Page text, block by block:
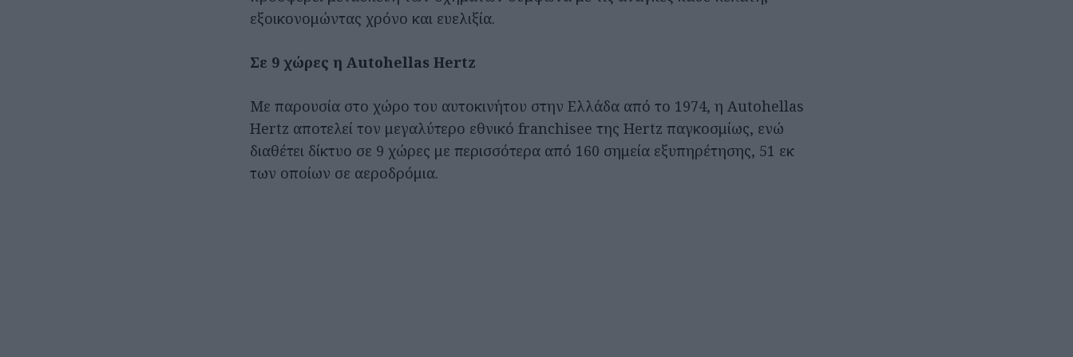
εξοικονομώντας χρόνο και ευελιξία.
Σε 9 χώρες η Αutohellas Hertz
Με παρουσία στο χώρο του αυτοκινήτου στην Ελλάδα από το 1974, η Αutohellas
Hertz αποτελεί τον μεγαλύτερο εθνικό franchisee της Hertz παγκοσμίως, ενώ
διαθέτει δίκτυο σε 9 χώρες με περισσότερα από 160 σημεία εξυπηρέτησης, 51 εκ
των οποίων σε αεροδρόμια.